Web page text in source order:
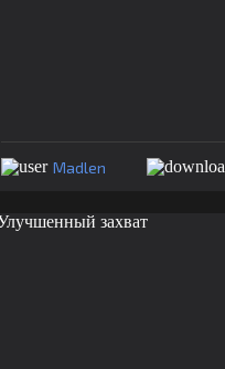
Madlen